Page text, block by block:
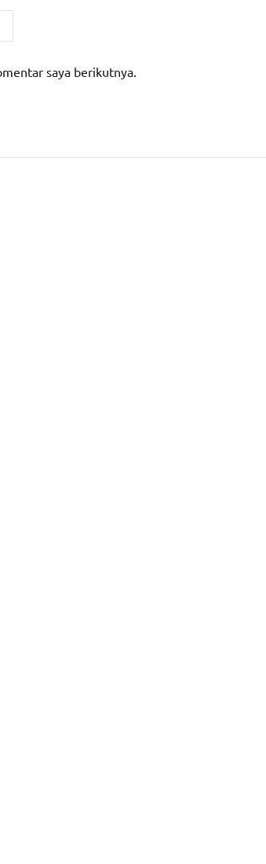
saya berikutnya.